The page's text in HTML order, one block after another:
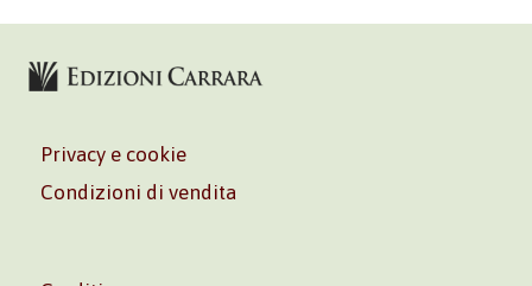
Privacy e cookie
Condizioni di vendita